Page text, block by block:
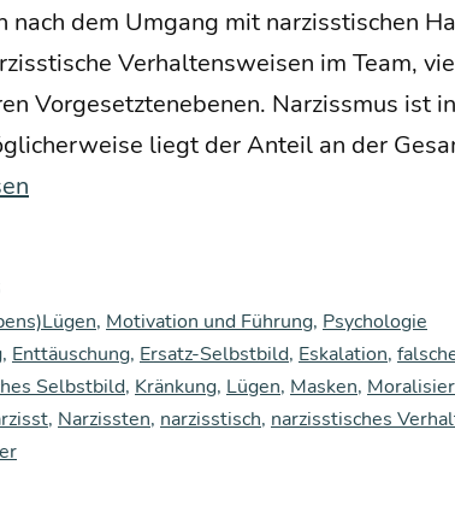
nach dem Umgang mit nar­ziss­ti­schen
Ver­hal­tens­wei­sen im Team,
Vor­ge­setz­ten­ebe­nen. Nar­ziss­mus ist
liegt der Anteil an der
, Motivation und Führung, Psychologie
, Enttäuschung, Ersatz-Selbstbild, Eskalation,
Selbstbild, Kränkung, Lügen, Masken,
, Narzissten, narzisstisch, narzisstisches